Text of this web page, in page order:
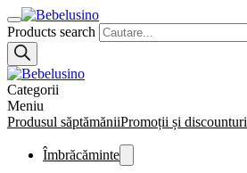
Products search
Categorii
Meniu
Produsul săptămăniiPromoții și discounturi
Îmbrăcăminte